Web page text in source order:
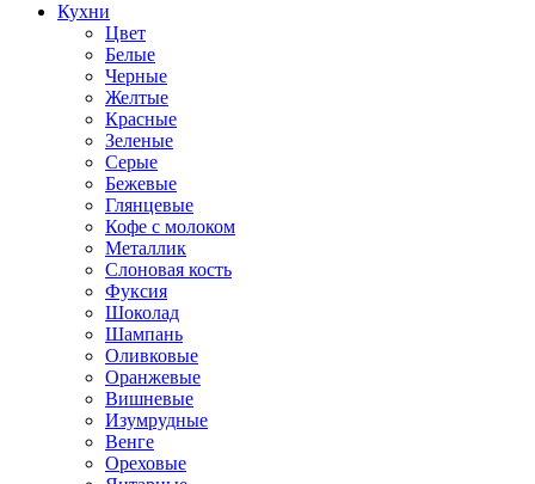
Кухни
Цвет
Белые
Черные
Желтые
Красные
Зеленые
Серые
Бежевые
Глянцевые
Кофе с молоком
Металлик
Слоновая кость
Фуксия
Шоколад
Шампань
Оливковые
Оранжевые
Вишневые
Изумрудные
Венге
Ореховые